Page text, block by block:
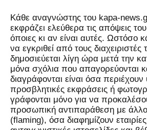
Kάθε αναγνώστης του kapa-
εκφράζει ελεύθερα τις απόψεις
όποιες κι αν είναι αυτές. Ωστόσο
να εγκριθεί από τους διαχειριστές
δημοσιεύεται λίγη ώρα μετά την
μόνα σχόλια που απαγορεύονται
διαγράφονται είναι όσα περιέχουν
προσβλητικές εκφράσεις ή
γράφονται μόνο για να
προσωπική αντιπαράθεση με
(flaming), όσα διαφημίζουν